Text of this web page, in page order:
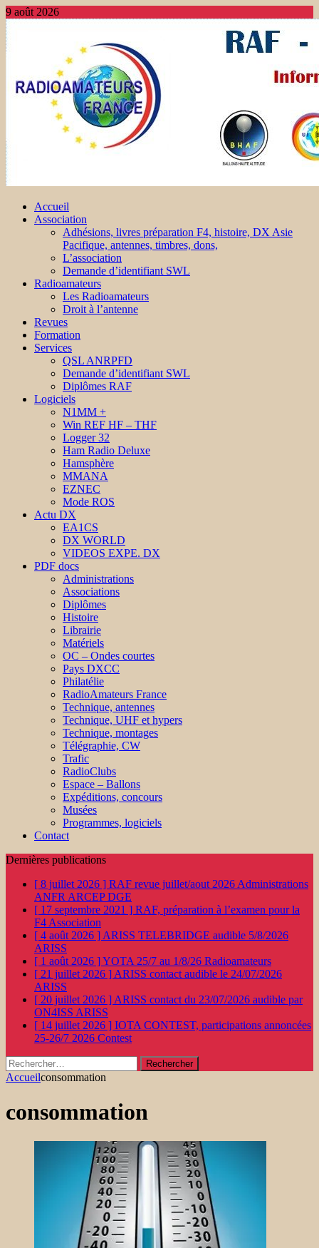
9 août 2026
Accueil
Association
Adhésions, livres préparation F4, histoire, DX Asie
Pacifique, antennes, timbres, dons,
L’association
Demande d’identifiant SWL
Radioamateurs
Les Radioamateurs
Droit à l’antenne
Revues
Formation
Services
QSL ANRPFD
Demande d’identifiant SWL
Diplômes RAF
Logiciels
N1MM +
Win REF HF – THF
Logger 32
Ham Radio Deluxe
Hamsphère
MMANA
EZNEC
Mode ROS
Actu DX
EA1CS
DX WORLD
VIDEOS EXPE. DX
PDF docs
Administrations
Associations
Diplômes
Histoire
Librairie
Matériels
OC – Ondes courtes
Pays DXCC
Philatélie
RadioAmateurs France
Technique, antennes
Technique, UHF et hypers
Technique, montages
Télégraphie, CW
Trafic
RadioClubs
Espace – Ballons
Expéditions, concours
Musées
Programmes, logiciels
Contact
Dernières publications
[ 8 juillet 2026 ] RAF revue juillet/aout 2026 Administrations
ANFR ARCEP DGE
[ 17 septembre 2021 ] RAF, préparation à l’examen pour la
F4 Association
[ 4 août 2026 ] ARISS TELEBRIDGE audible 5/8/2026
ARISS
[ 1 août 2026 ]YOTA 25/7 au 1/8/26 Radioamateurs
[ 21 juillet 2026 ] ARISS contact audible le 24/07/2026
ARISS
[ 20 juillet 2026 ] ARISS contact du 23/07/2026 audible par
ON4ISS ARISS
[ 14 juillet 2026 ] IOTA CONTEST, participations annoncées
25-26/7 2026 Contest
Rechercher :
Accueilconsommation
consommation